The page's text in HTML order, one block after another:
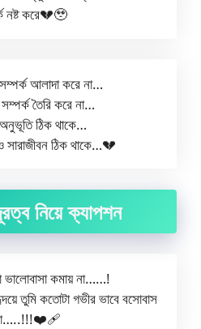
নষ্ট করে💔🥹
আলাদা করে না…
তৈরি করে না…
ঠিক থাকে…
সারাজীবন ঠিক থাকে…💔
নিয়ে ক্যাপশন
কমায় না……!
তুমি কতোটা গভীর ভাবে বসোবাস